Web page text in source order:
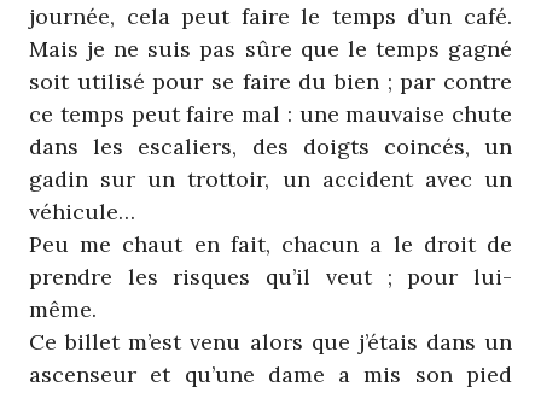
journée, cela peut faire le temps d’un café.
Mais je ne suis pas sûre que le temps gagné
soit utilisé pour se faire du bien ; par contre
ce temps peut faire mal : une mauvaise chute
dans les escaliers, des doigts coincés, un
gadin sur un trottoir, un accident avec un
véhicule…
Peu me chaut en fait, chacun a le droit de
prendre les risques qu’il veut ; pour lui-
même.
Ce billet m’est venu alors que j’étais dans un
ascenseur et qu’une dame a mis son pied